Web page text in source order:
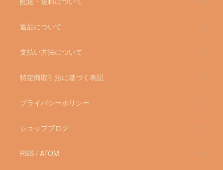
返品について
支払い方法について
特定商取引法に基づく表記
プライバシーポリシー
ショップブログ
RSS / ATOM